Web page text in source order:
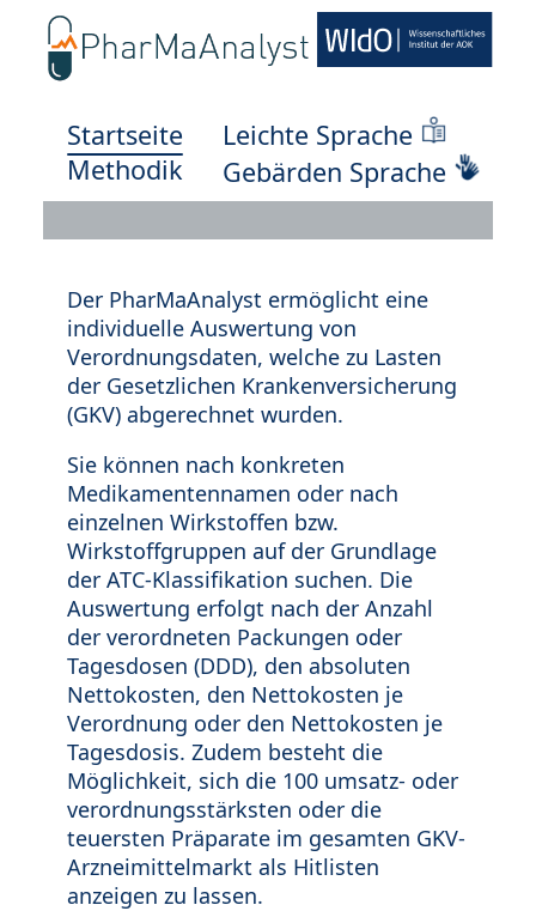
Startseite
Methodik
Leichte Sprache
Gebärden Sprache
Der PharMaAnalyst ermöglicht eine
individuelle Auswertung von
Verordnungsdaten, welche zu Lasten
der Gesetzlichen Krankenversicherung
(GKV) abgerechnet wurden.
Sie können nach konkreten
Medikamentennamen oder nach
einzelnen Wirkstoffen bzw.
Wirkstoffgruppen auf der Grundlage
der ATC-Klassifikation suchen. Die
Auswertung erfolgt nach der Anzahl
der verordneten Packungen oder
Tagesdosen (DDD), den absoluten
Nettokosten, den Nettokosten je
Verordnung oder den Nettokosten je
Tagesdosis. Zudem besteht die
Möglichkeit, sich die 100 umsatz- oder
verordnungsstärksten oder die
teuersten Präparate im gesamten GKV-
Arzneimittelmarkt als Hitlisten
anzeigen zu lassen.